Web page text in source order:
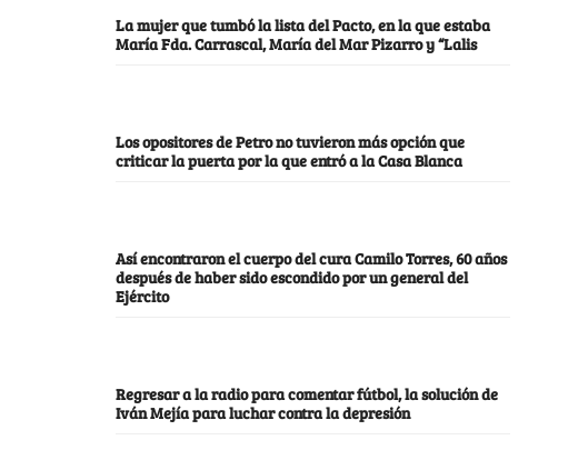
La mujer que tumbó la lista del Pacto, en la que estaba
María Fda. Carrascal, María del Mar Pizarro y “Lalis
Los opositores de Petro no tuvieron más opción que
criticar la puerta por la que entró a la Casa Blanca
Así encontraron el cuerpo del cura Camilo Torres, 60 años
después de haber sido escondido por un general del
Ejército
Regresar a la radio para comentar fútbol, la solución de
Iván Mejía para luchar contra la depresión